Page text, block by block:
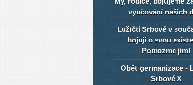
vyučování našich
Lužičtí Srbové v
bojují o svou
Pomozme jim!
Oběť germanizace -
Srbové X